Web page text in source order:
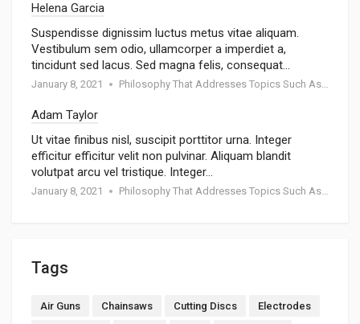
Helena Garcia
Suspendisse dignissim luctus metus vitae aliquam.
Vestibulum sem odio, ullamcorper a imperdiet a,
tincidunt sed lacus. Sed magna felis, consequat…
January 8, 2021 Philosophy That Addresses Topics Such As Goodness
Adam Taylor
Ut vitae finibus nisl, suscipit porttitor urna. Integer
efficitur efficitur velit non pulvinar. Aliquam blandit
volutpat arcu vel tristique. Integer…
January 8, 2021 Philosophy That Addresses Topics Such As Goodness
Tags
Air Guns Chainsaws Cutting Discs Electrodes